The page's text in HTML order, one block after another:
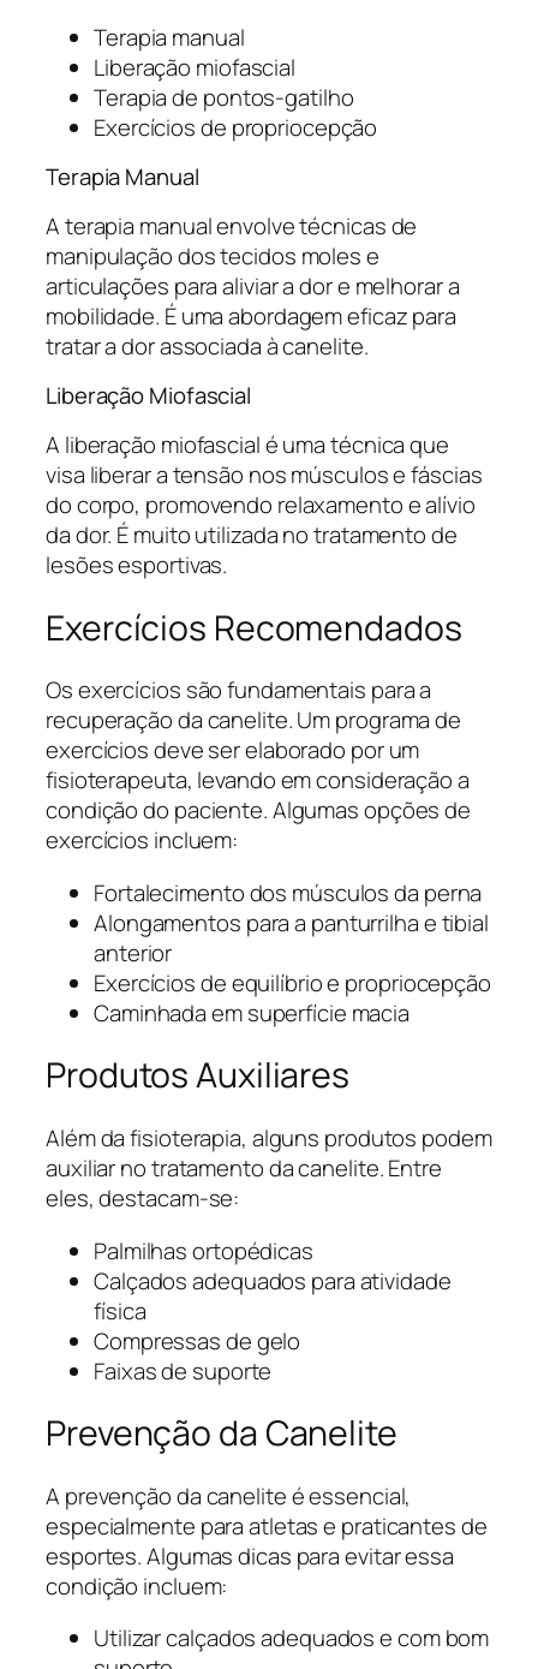
Terapia manual
Liberação miofascial
Terapia de pontos-gatilho
Exercícios de propriocepção
Terapia Manual
A terapia manual envolve técnicas de
manipulação dos tecidos moles e
articulações para aliviar a dor e melhorar a
mobilidade. É uma abordagem eficaz para
tratar a dor associada à canelite.
Liberação Miofascial
A liberação miofascial é uma técnica que
visa liberar a tensão nos músculos e fáscias
do corpo, promovendo relaxamento e alívio
da dor. É muito utilizada no tratamento de
lesões esportivas.
Exercícios Recomendados
Os exercícios são fundamentais para a
recuperação da canelite. Um programa de
exercícios deve ser elaborado por um
fisioterapeuta, levando em consideração a
condição do paciente. Algumas opções de
exercícios incluem:
Fortalecimento dos músculos da perna
Alongamentos para a panturrilha e tibial
anterior
Exercícios de equilíbrio e propriocepção
Caminhada em superfície macia
Produtos Auxiliares
Além da fisioterapia, alguns produtos podem
auxiliar no tratamento da canelite. Entre
eles, destacam-se:
Palmilhas ortopédicas
Calçados adequados para atividade
física
Compressas de gelo
Faixas de suporte
Prevenção da Canelite
A prevenção da canelite é essencial,
especialmente para atletas e praticantes de
esportes. Algumas dicas para evitar essa
condição incluem:
Utilizar calçados adequados e com bom